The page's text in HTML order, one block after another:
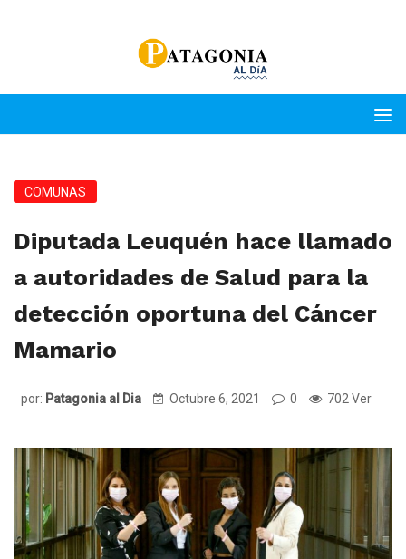
COMUNAS
Diputada Leuquén hace llamado
a autoridades de Salud para la
detección oportuna del Cáncer
Mamario
por: Patagonia al Dia Octubre 6, 2021 0 702 Ver